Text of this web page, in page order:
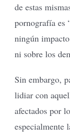
de estas
pornografía es
ningún
ni sobre los
Sin embargo,
lidiar con
afectados por
especialmente